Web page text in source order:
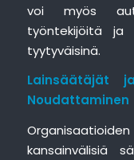
voi myös
työntekijöitä ja
tyytyväisinä.
Lainsäätäjät
Noudattaminen
kansainvälisiä